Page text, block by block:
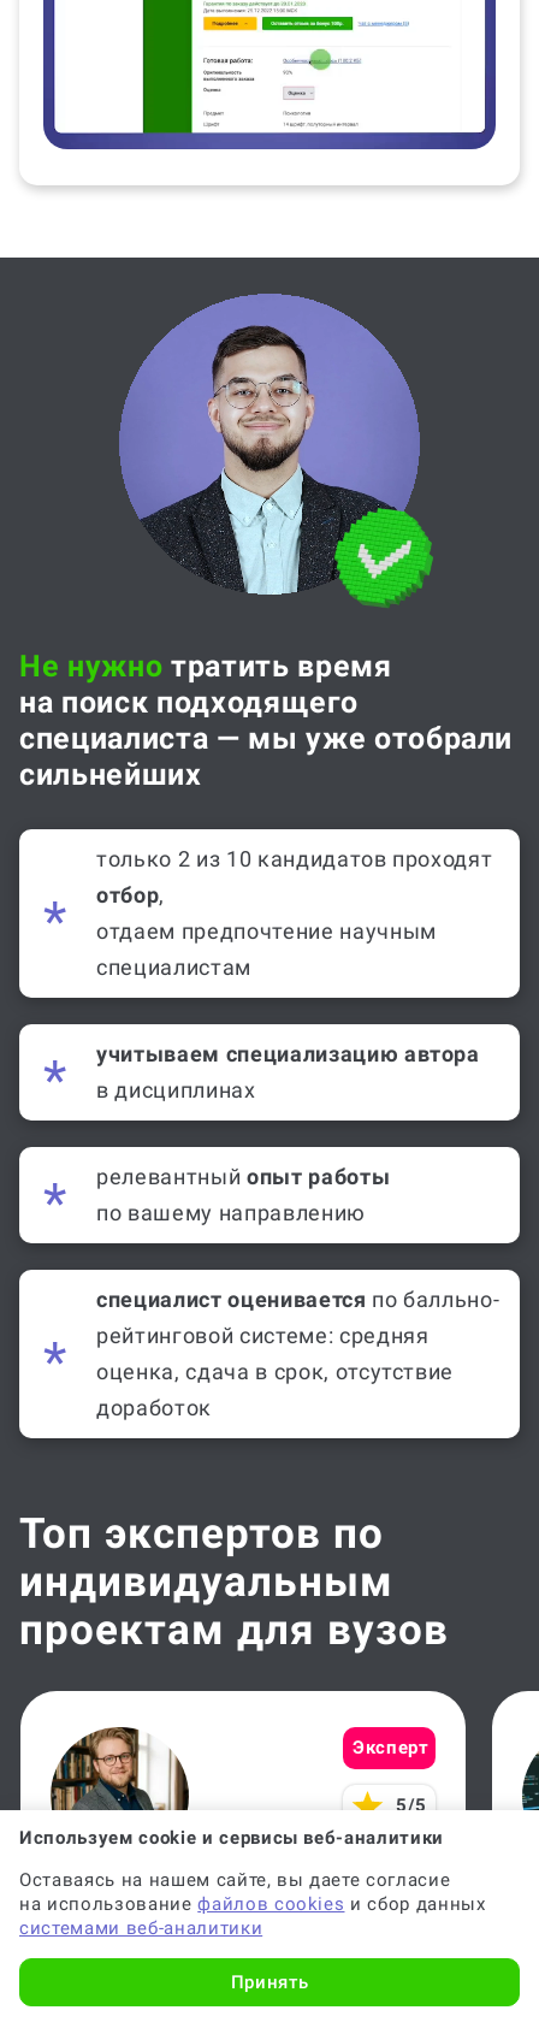
Не нужно тратить время
на поиск подходящего
специалиста — мы уже отобрали
сильнейших
только 2 из 10 кандидатов проходят
отбор,
отдаем предпочтение научным
специалистам
учитываем специализацию автора
в дисциплинах
релевантный опыт работы
по вашему направлению
специалист оценивается по балльно-
рейтинговой системе: средняя
оценка, сдача в срок, отсутствие
доработок
Топ экспертов по
индивидуальным
проектам для вузов
Эксперт
5/5
Антон Б.
Выполнено: 708 работ
Используем cookie и сервисы веб-аналитики
Оставаясь на нашем сайте, вы даете согласие
на использованиефайлов cookies и сбор данных
системами веб-аналитики
Принять